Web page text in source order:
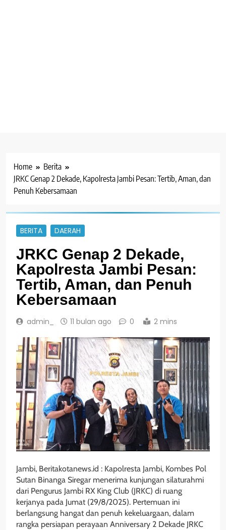
Home
Berita
JRKC Genap 2 Dekade, Kapolresta Jambi Pesan: Tertib, Aman, dan
Penuh Kebersamaan
BERITA DAERAH
JRKC Genap 2 Dekade,
Kapolresta Jambi Pesan:
Tertib, Aman, dan Penuh
Kebersamaan
admin_ 11 bulan ago 0 2 mins
Jambi, Beritakotanews.id : Kapolresta Jambi, Kombes Pol
Sutan Binanga Siregar menerima kunjungan silaturahmi
dari Pengurus Jambi RX King Club (JRKC) di ruang
kerjanya pada Jumat (29/8/2025). Pertemuan ini
berlangsung hangat dan penuh kekeluargaan, dalam
rangka persiapan perayaan Anniversary 2 Dekade JRKC